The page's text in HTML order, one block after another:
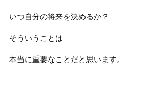
いつ自分の将来を決めるか？
そういうことは
本当に重要なことだと思います。